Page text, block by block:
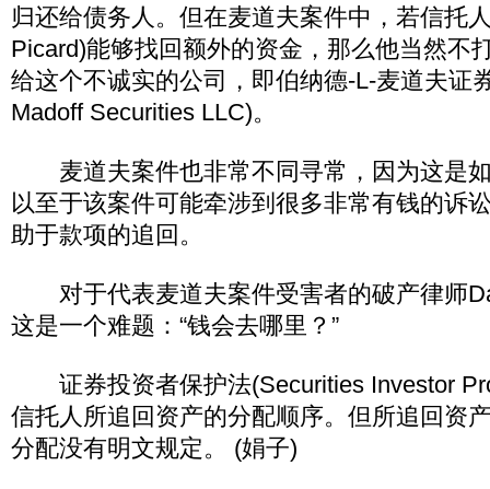
归还给债务人。但在麦道夫案件中，若信托
Picard)能够找回额外的资金，那么他当然不
给这个不诚实的公司，即伯纳德-L-麦道夫证
Madoff Securities LLC)。
麦道夫案件也非常不同寻常，因为这是
以至于该案件可能牵涉到很多非常有钱的诉
助于款项的追回。
对于代表麦道夫案件受害者的破产律师
这是一个难题：“钱会去哪里？”
证券投资者保护法(Securities Investor
信托人所追回资产的分配顺序。但所追回资
分配没有明文规定。 (娟子)